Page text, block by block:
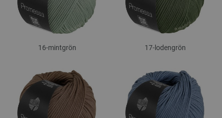
16-mintgrön 17-lodengrön